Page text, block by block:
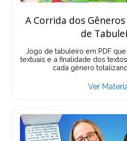
A Corrida dos
de
Jogo de tabuleiro em PDF
textuais e a finalidade dos
cada gênero
Ver